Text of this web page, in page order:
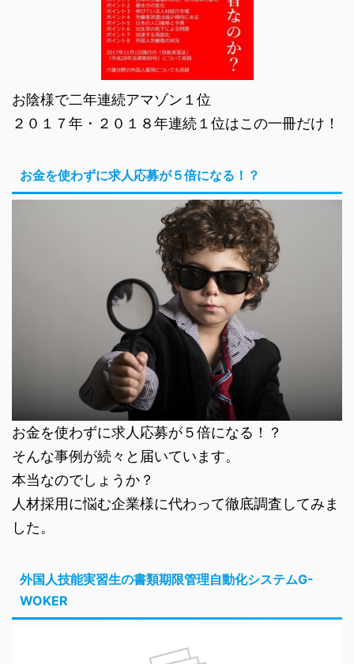
お陰様で二年連続アマゾン１位
２０１７年・２０１８年連続１位はこの一冊だけ！
お金を使わずに求人応募が５倍になる！？
お金を使わずに求人応募が５倍になる！？
そんな事例が続々と届いています。
本当なのでしょうか？
人材採用に悩む企業様に代わって徹底調査してみま
した。
外国人技能実習生の書類期限管理自動化システムG-
WOKER